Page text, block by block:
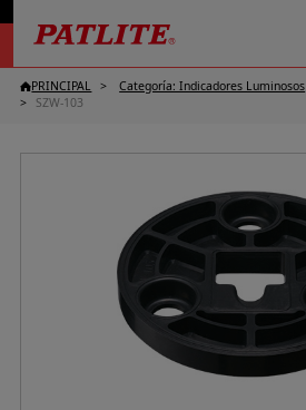
PRINCIPAL Categoría: Indicadores Luminosos
SZW-103